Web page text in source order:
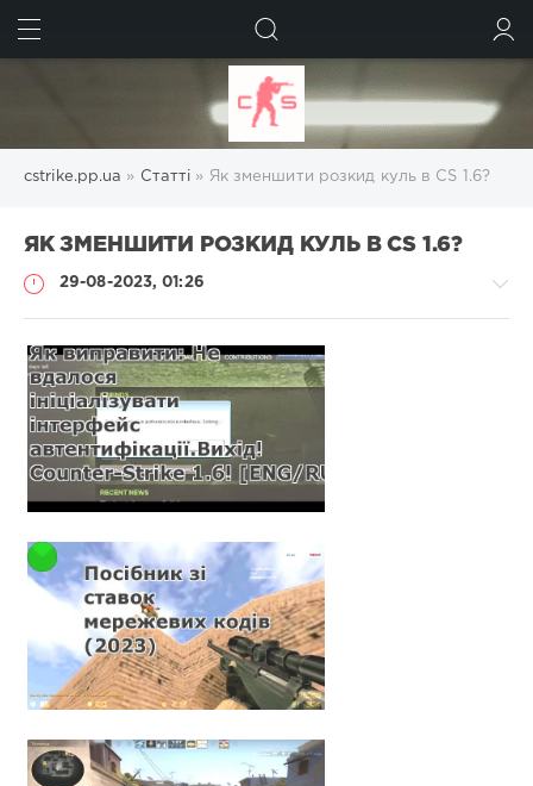
cstrike.pp.ua » Статті » Як зменшити розкид куль в CS 1.6?
ЯК ЗМЕНШИТИ РОЗКИД КУЛЬ В CS 1.6?
29-08-2023, 01:26
Статті
Administrator
1
000